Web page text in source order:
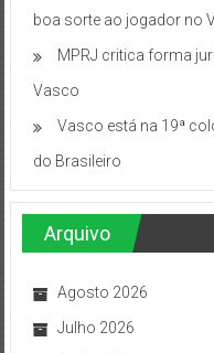
boa sorte ao jogador no
MPRJ critica forma
Vasco
Vasco está na 19ª
do Brasileiro
Arquivo
Agosto 2026
Julho 2026